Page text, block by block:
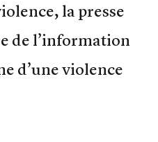
la presse
de l’information
d’une violence